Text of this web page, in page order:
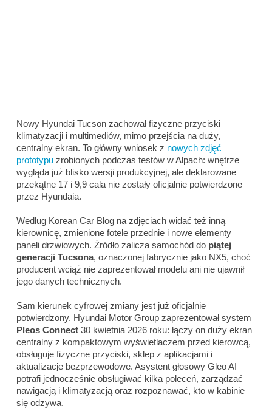
Nowy Hyundai Tucson zachował fizyczne przyciski
klimatyzacji i multimediów, mimo przejścia na duży,
centralny ekran. To główny wniosek z nowych zdjęć
prototypu zrobionych podczas testów w Alpach: wnętrze
wygląda już blisko wersji produkcyjnej, ale deklarowane
przekątne 17 i 9,9 cala nie zostały oficjalnie potwierdzone
przez Hyundaia.
Według Korean Car Blog na zdjęciach widać też inną
kierownicę, zmienione fotele przednie i nowe elementy
paneli drzwiowych. Źródło zalicza samochód do piątej
generacji Tucsona, oznaczonej fabrycznie jako NX5, choć
producent wciąż nie zaprezentował modelu ani nie ujawnił
jego danych technicznych.
Sam kierunek cyfrowej zmiany jest już oficjalnie
potwierdzony. Hyundai Motor Group zaprezentował system
Pleos Connect 30 kwietnia 2026 roku: łączy on duży ekran
centralny z kompaktowym wyświetlaczem przed kierowcą,
obsługuje fizyczne przyciski, sklep z aplikacjami i
aktualizacje bezprzewodowe. Asystent głosowy Gleo AI
potrafi jednocześnie obsługiwać kilka poleceń, zarządzać
nawigacją i klimatyzacją oraz rozpoznawać, kto w kabinie
się odzywa.